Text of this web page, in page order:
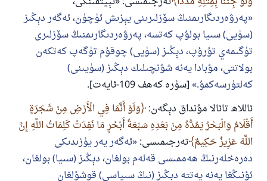
پەرۋەردىگارىمنىڭ سۆزلىرىنى يېزىش ئۈچۈن، ئەگەر دېڭىز
(سۈيى) سىيا بولۇپ كەتسە، پەرۋەردىگارىمنىڭ سۆزلىرى
تۈگىمەي تۇرۇپ، دېڭىز (سۈيى) چوقۇم تۈگەپ كەتكەن
بولاتتى، مۇبادا يەنە شۇنچىلىك دېڭىز (سۈيىنى)
كەلتۈرسەكمۇ. [سۈرە كەھف 109-ئايەت].
ئاللاھ تائالا مۇنداق دېگەن: وَلَوْ أَنَّمَا فِي الْأَرْضِ مِنْ شَجَرَةٍ
أَقْلَامٌ وَالْبَحْرُ يَمُدُّهُ مِنْ بَعْدِهِ سَبْعَةُ أَبْحُرٍ مَا نَفِدَتْ كَلِمَاتُ اللَّهِ إِنَّ
اللَّهَ عَزِيزٌ حَكِيمٌ تەرجىمىسى: ئەگەر يەر يۈزىدىكى
دەرەخلەرنىڭ ھەممىسى قەلەم بولغان، دېڭىز (سىيا) بولغان،
ئۇنىڭغا يەنە يەتتە دېڭىز (نىڭ سىياسى) قوشۇلغان